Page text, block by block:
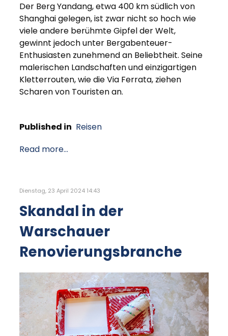
Der Berg Yandang, etwa 400 km südlich von
Shanghai gelegen, ist zwar nicht so hoch wie
viele andere berühmte Gipfel der Welt,
gewinnt jedoch unter Bergabenteuer-
Enthusiasten zunehmend an Beliebtheit. Seine
malerischen Landschaften und einzigartigen
Kletterrouten, wie die Via Ferrata, ziehen
Scharen von Touristen an.
Published in Reisen
Read more...
Dienstag, 23 April 2024 14:43
Skandal in der
Warschauer
Renovierungsbranche